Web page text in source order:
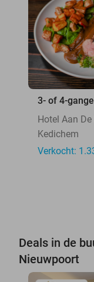
3- of 4-
Hotel Aan
Kedichem
Verkocht:
Deals in de
Nieuwpoort